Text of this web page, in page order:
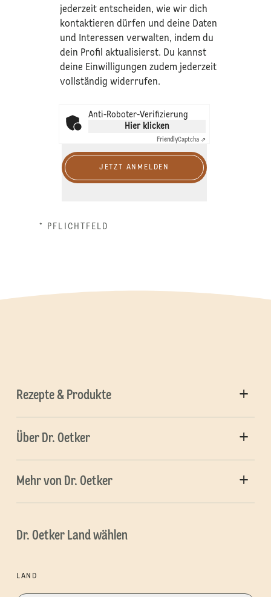
jederzeit entscheiden, wie wir dich
kontaktieren dürfen und deine Daten
und Interessen verwalten, indem du
dein Profil aktualisierst. Du kannst
deine Einwilligungen zudem jederzeit
vollständig widerrufen.
Anti-Roboter-Verifizierung
Hier klicken
FriendlyCaptcha ⇗
JETZT ANMELDEN
* PFLICHTFELD
Rezepte & Produkte
Über Dr. Oetker
Mehr von Dr. Oetker
Dr. Oetker Land wählen
LAND